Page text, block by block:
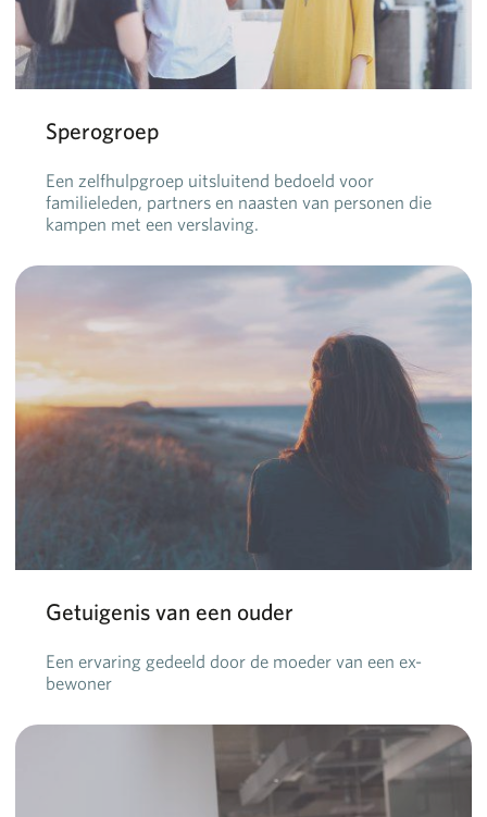
Sperogroep
Een zelfhulpgroep uitsluitend bedoeld voor
familieleden, partners en naasten van personen die
kampen met een verslaving.
Getuigenis van een ouder
Een ervaring gedeeld door de moeder van een ex-
bewoner